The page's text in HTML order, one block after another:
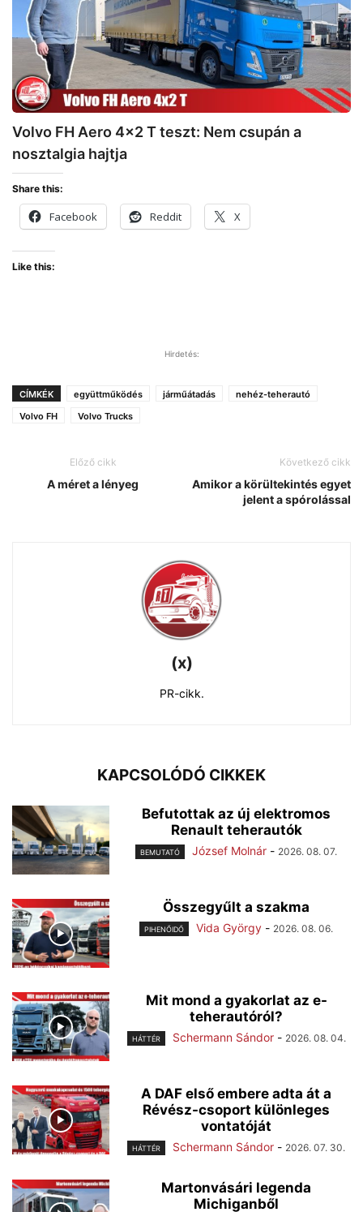
teszt:
Nem
csupán
a
nosztalgia
hajtja
Volvo FH Aero 4×2 T teszt: Nem csupán a
nosztalgia hajtja
Share this:
Facebook Reddit X
Like this:
Hirdetés:
CÍMKÉK együttműködés járműátadás
nehéz-teherautó
Volvo FH
Volvo Trucks
Előző cikk
A méret a lényeg
Következő cikk
Amikor a körültekintés egyet
jelent a spórolással
(x)
PR-cikk.
KAPCSOLÓDÓ CIKKEK
Befutottak az új elektromos
Renault teherautók
BEMUTATÓ József Molnár - 2026. 08. 07.
Összegyűlt a szakma
PIHENŐIDŐ Vida György - 2026. 08. 06.
Mit mond a gyakorlat az e-
teherautóról?
HÁTTÉR Schermann Sándor - 2026. 08. 04.
A DAF első embere adta át a
Révész-csoport különleges
vontatóját
HÁTTÉR Schermann Sándor - 2026. 07. 30.
Martonvásári legenda
Michiganből